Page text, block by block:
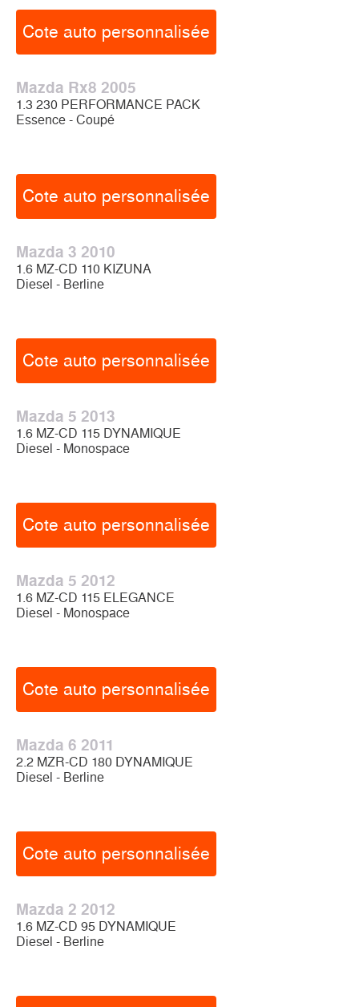
Cote auto personnalisée
Mazda Rx8 2005
1.3 230 PERFORMANCE PACK
Essence - Coupé
Cote auto personnalisée
Mazda 3 2010
1.6 MZ-CD 110 KIZUNA
Diesel - Berline
Cote auto personnalisée
Mazda 5 2013
1.6 MZ-CD 115 DYNAMIQUE
Diesel - Monospace
Cote auto personnalisée
Mazda 5 2012
1.6 MZ-CD 115 ELEGANCE
Diesel - Monospace
Cote auto personnalisée
Mazda 6 2011
2.2 MZR-CD 180 DYNAMIQUE
Diesel - Berline
Cote auto personnalisée
Mazda 2 2012
1.6 MZ-CD 95 DYNAMIQUE
Diesel - Berline